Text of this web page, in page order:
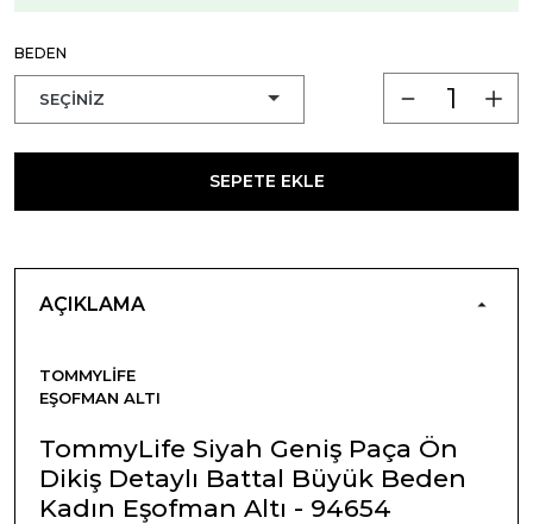
BEDEN
SEPETE EKLE
AÇIKLAMA
TOMMYLIFE
EŞOFMAN ALTI
TommyLife Siyah Geniş Paça Ön
Dikiş Detaylı Battal Büyük Beden
Kadın Eşofman Altı - 94654